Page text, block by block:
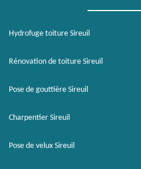
Hydrofuge toiture Sireuil
Rénovation de toiture Sireuil
Pose de gouttière Sireuil
Charpentier Sireuil
Pose de velux Sireuil